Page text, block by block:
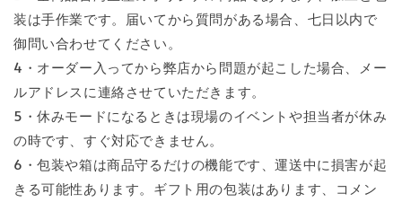
装は手作業です。届いてから質問がある場合、七日以内で
御問い合わせてください。
4・オーダー入ってから弊店から問題が起こした場合、メー
ルアドレスに連絡させていただきます。
5・休みモードになるときは現場のイベントや担当者が休み
の時です、すぐ対応できません。
6・包装や箱は商品守るだけの機能です、運送中に損害が起
きる可能性あります。ギフト用の包装はあります、コメン